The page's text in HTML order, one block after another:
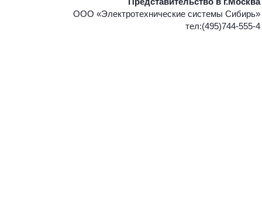
ООО «Электротехнические системы Сибирь»
тел:(495)744-555-4